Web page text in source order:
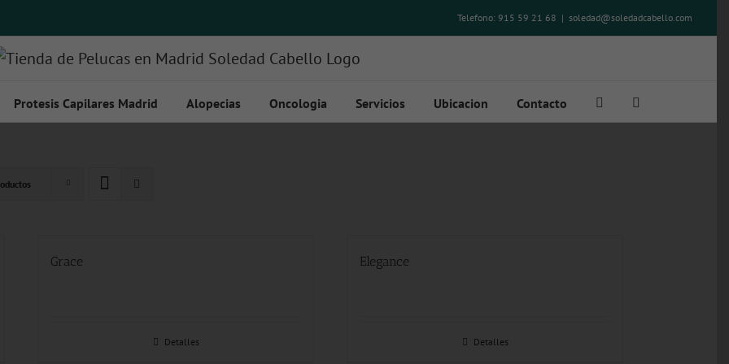
Telefono: 915 59 21 68 | soledad@soledadcabello.com
Protesis Capilares Madrid Alopecias Oncologia Servicios Ubicacion Contacto
Grace
Detalles
Elegance
Detalles